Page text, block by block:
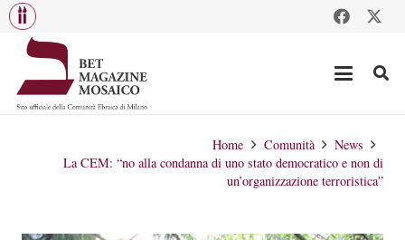
Home Comunità
News
La CEM: “no alla condanna di uno stato democratico e non di
un’organizzazione terroristica”